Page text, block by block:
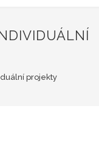
projekty